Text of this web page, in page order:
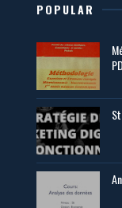
POPULAR